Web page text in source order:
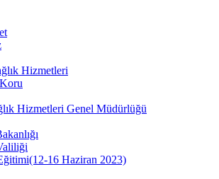
Hizmetleri
Hizmetleri Genel Müdürlüğü
16 Haziran 2023)